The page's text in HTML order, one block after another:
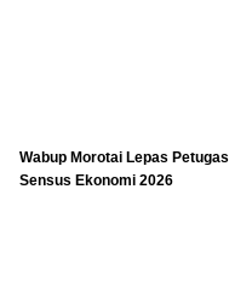
Wabup Morotai Lepas Petugas
Sensus Ekonomi 2026